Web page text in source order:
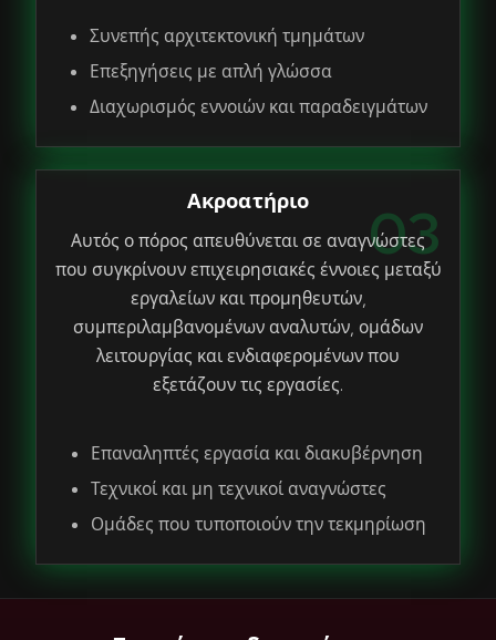
Συνεπής αρχιτεκτονική τμημάτων
Επεξηγήσεις με απλή γλώσσα
Διαχωρισμός εννοιών και παραδειγμάτων
03
Ακροατήριο
Αυτός ο πόρος απευθύνεται σε αναγνώστες
που συγκρίνουν επιχειρησιακές έννοιες μεταξύ
εργαλείων και προμηθευτών,
συμπεριλαμβανομένων αναλυτών, ομάδων
λειτουργίας και ενδιαφερομένων που
εξετάζουν τις εργασίες.
Επαναληπτές εργασία και διακυβέρνηση
Τεχνικοί και μη τεχνικοί αναγνώστες
Ομάδες που τυποποιούν την τεκμηρίωση